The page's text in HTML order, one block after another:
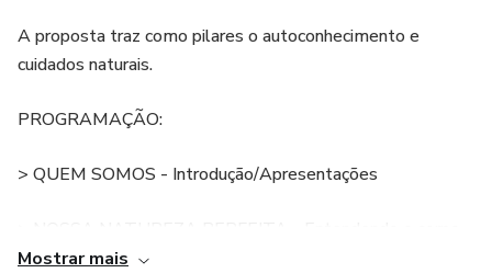
A proposta traz como pilares o autoconhecimento e
cuidados naturais.
PROGRAMAÇÃO:
> QUEM SOMOS - Introdução/Apresentações
feminino
Mostrar mais